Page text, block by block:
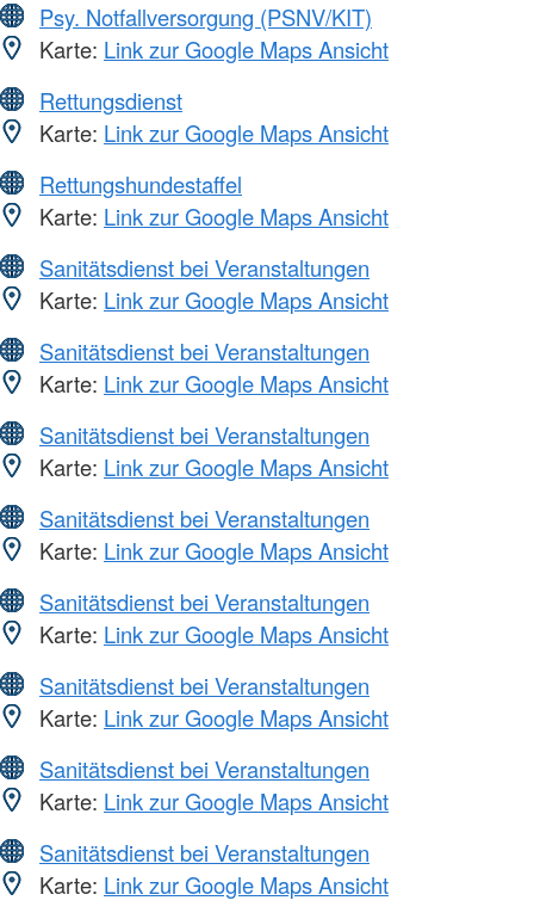
Psy. Notfallversorgung (PSNV/KIT)
Karte: Link zur Google Maps Ansicht
Rettungsdienst
Karte: Link zur Google Maps Ansicht
Rettungshundestaffel
Karte: Link zur Google Maps Ansicht
Sanitätsdienst bei Veranstaltungen
Karte: Link zur Google Maps Ansicht
Sanitätsdienst bei Veranstaltungen
Karte: Link zur Google Maps Ansicht
Sanitätsdienst bei Veranstaltungen
Karte: Link zur Google Maps Ansicht
Sanitätsdienst bei Veranstaltungen
Karte: Link zur Google Maps Ansicht
Sanitätsdienst bei Veranstaltungen
Karte: Link zur Google Maps Ansicht
Sanitätsdienst bei Veranstaltungen
Karte: Link zur Google Maps Ansicht
Sanitätsdienst bei Veranstaltungen
Karte: Link zur Google Maps Ansicht
Sanitätsdienst bei Veranstaltungen
Karte: Link zur Google Maps Ansicht